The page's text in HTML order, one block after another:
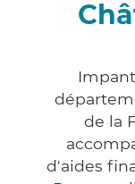
de la
d'aides